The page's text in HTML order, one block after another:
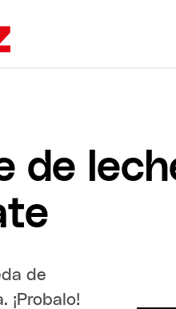
de
de
¡Probalo!